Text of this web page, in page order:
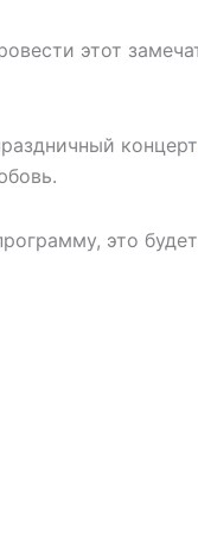
этот
концерт
это